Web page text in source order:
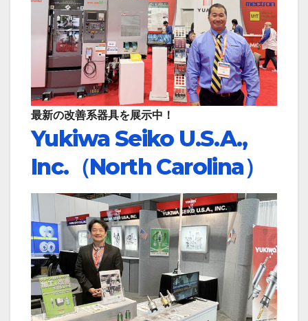
最新の改善系器具を展示中！
Yukiwa Seiko U.S.A.,
Inc.（North Carolina）